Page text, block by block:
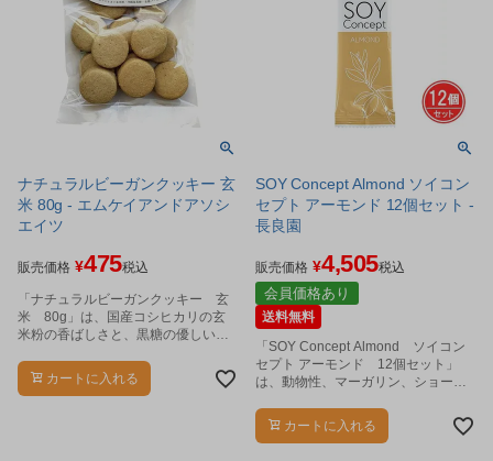
ナチュラルビーガンクッキー 玄
米 80g - エムケイアンドアソシ
エイツ
販売価格 ¥475税込
「ナチュラルビーガンクッキー 玄
米 80g」は、国産コシヒカリの玄
米粉の香ばしさと、黒糖の優しい甘
カートに入れる
SOY Concept Almond ソイコン
セプト アーモンド 12個セット -
長良園
販売価格 ¥4,505税込
会員価格あり
送料無料
「SOY Concept Almond ソイコン
セプト アーモンド 12個セット」
は、動物性、マーガリン、ショート
料、着色料、香料不使用の日本ベジ
タリアン協会推奨の植物性プロテイ
カートに入れる